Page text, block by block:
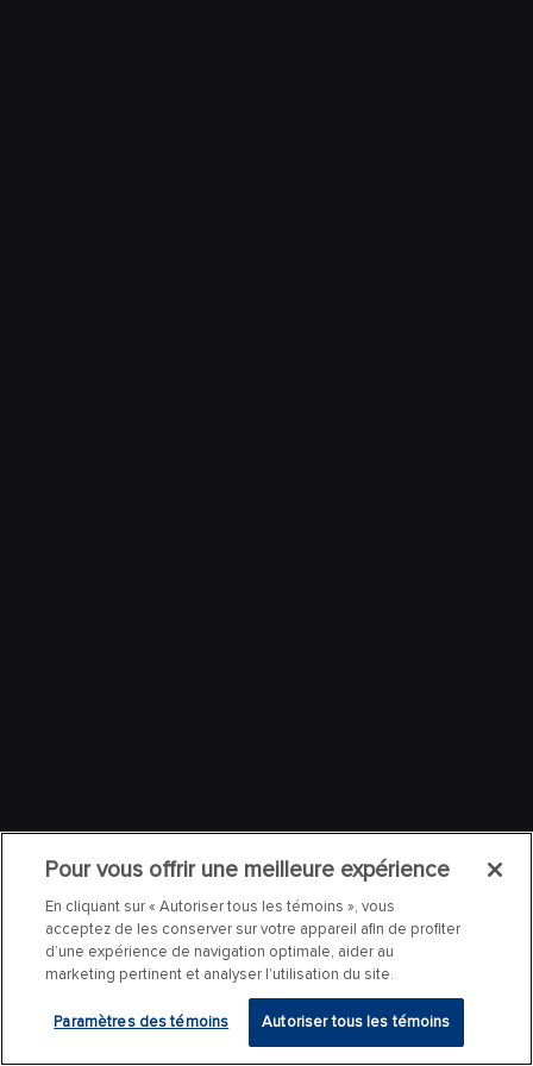
Pour vous offrir une meilleure expérience
En cliquant sur « Autoriser tous les témoins », vous
acceptez de les conserver sur votre appareil afin de profiter
d’une expérience de navigation optimale, aider au
marketing pertinent et analyser l’utilisation du site.
Paramètres des témoins Autoriser tous les témoins